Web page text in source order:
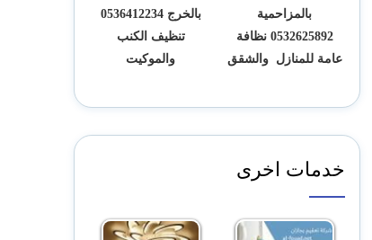
بالمزاحمية
0532625892 نظافة
عامة للمنازل والشقق
بالخرج 0536412234
تنظيف الكنب
والموكيت
خدمات اخرى